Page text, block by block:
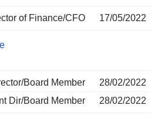
of Finance/CFO 17/05/2022
Board Member
28/02/2022
Dir/Board Member
28/02/2022